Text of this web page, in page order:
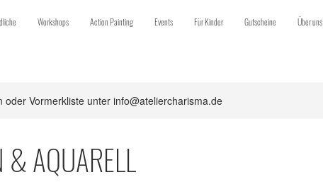
Workshops Action Painting Events Für Kinder Gutscheine Über uns
oder Vormerkliste unter info@ateliercharisma.de
& AQUARELL